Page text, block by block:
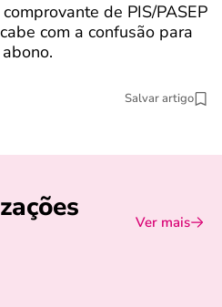
de PIS/PASEP
com a confusão para
Salvar artigo
Ver mais